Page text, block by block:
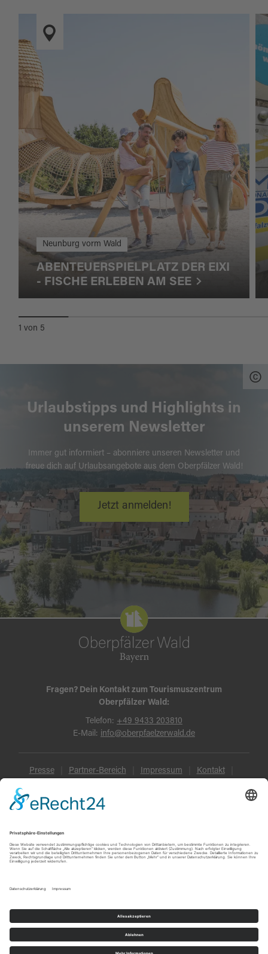
Neunburg vorm Wald
ABENTEUERSPIELPLATZ DER EIXI
- FISCHE ERLEBEN AM SEE
1 von 5
Urlaubstipps und Highlights in
unserem Newsletter
Immer gut informiert – abonniere unseren Newsletter und
freue dich auf Urlaubsangebote aus dem Oberpfälzer Wald!
Jetzt anmelden!
Fragen? Dein Kontakt zum Tourismuszentrum
Oberpfälzer Wald:
Telefon: +49 9433 203810
E-Mail: info@oberpfaelzerwald.de
Presse Partner-Bereich Impressum Kontakt
Datenschutz
© Oberpfälzer Wald 2026